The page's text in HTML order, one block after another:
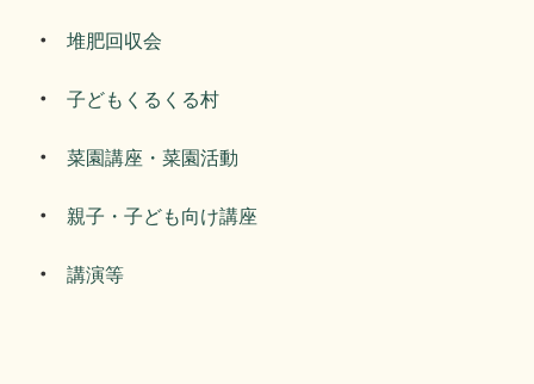
堆肥回収会
子どもくるくる村
菜園講座・菜園活動
親子・子ども向け講座
講演等